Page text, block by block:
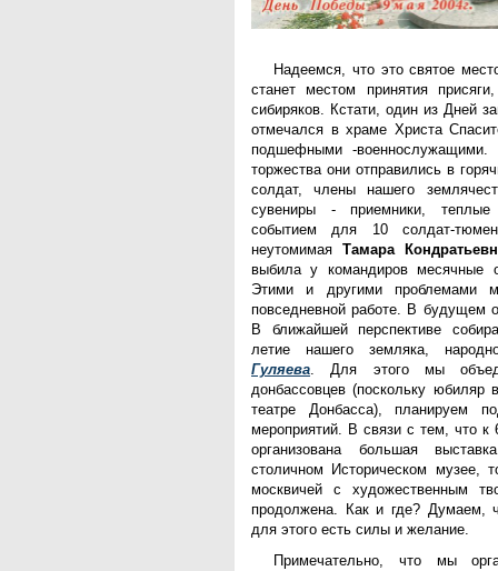
Надеемся, что это святое
станет местом принятия
сибиряков. Кстати, один из Дней
отмечался в храме Христа
подшефными -военнослужащими.
торжества они отправились в
солдат, члены нашего
сувениры - приемники,
событием для 10 солдат-
неутомимая Тамара
выбила у командиров месячные
Этими и другими проблемами
повседневной работе. В будущем
В ближайшей перспективе
летие нашего земляка,
Гуляева. Для этого мы
донбассовцев (поскольку
театре Донбасса), планируем
мероприятий. В связи с тем, что
организована большая
столичном Историческом музее,
москвичей с художественным
продолжена. Как и где? Думаем,
для этого есть силы и желание.
Примечательно, что мы